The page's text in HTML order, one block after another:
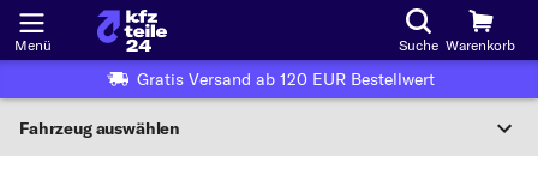
Menü Suche Warenkorb
Gratis Versand ab 120 EUR Bestellwert
Fahrzeug auswählen